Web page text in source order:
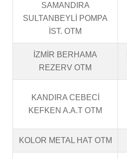
SAMANDIRA
SULTANBEYLİ POMPA
İST. OTM
İZMİR BERHAMA
REZERV OTM
KANDIRA CEBECİ
KEFKEN A.A.T OTM
KOLOR METAL HAT OTM